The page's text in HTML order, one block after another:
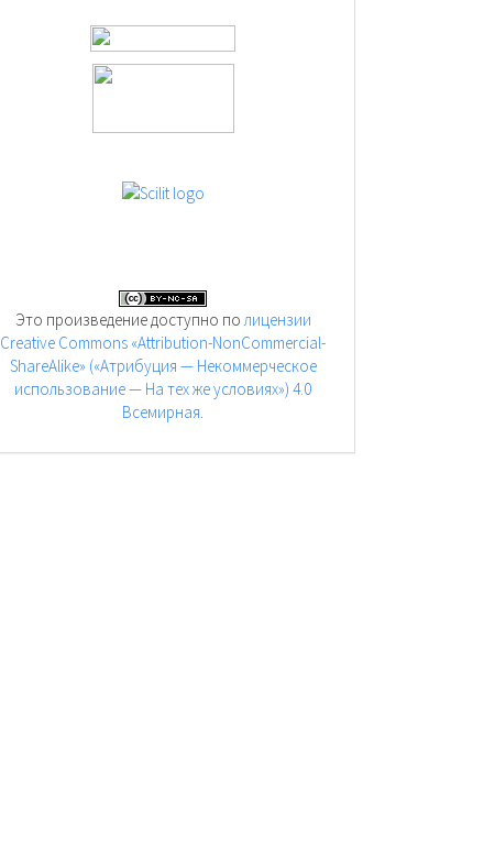
Это произведение доступно полицензии
Creative Commons «Attribution-NonCommercial-
ShareAlike» («Атрибуция — Некоммерческое
использование — На тех же условиях») 4.0
Всемирная.